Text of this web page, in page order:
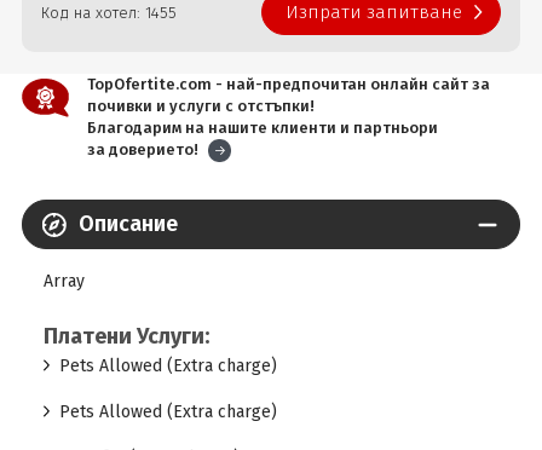
Код на хотел: 1455 Изпрати запитване
TopOfertite.com - най-предпочитан онлайн сайт за
почивки и услуги с отстъпки!
Благодарим на нашите клиенти и партньори
за доверието!
Описание
Array
Платени Услуги:
Pets Allowed (Extra charge)
Pets Allowed (Extra charge)